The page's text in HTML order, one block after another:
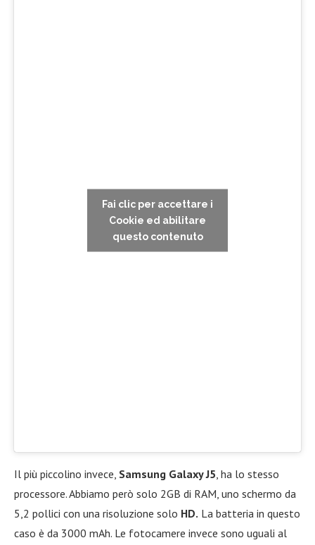
Fai clic per accettare i
Cookie ed abilitare
questo contenuto
Il più piccolino invece, Samsung Galaxy J5, ha lo stesso
processore. Abbiamo però solo 2GB di RAM, uno schermo da
5,2 pollici con una risoluzione solo HD. La batteria in questo
caso è da 3000 mAh. Le fotocamere invece sono uguali al